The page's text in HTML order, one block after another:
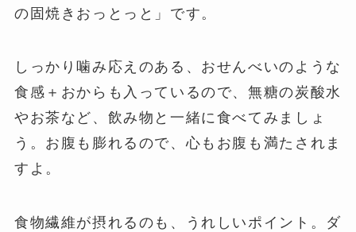
の固焼きおっとっと」です。
しっかり噛み応えのある、おせんべいのような
食感＋おからも入っているので、無糖の炭酸水
やお茶など、飲み物と一緒に食べてみましょ
う。お腹も膨れるので、心もお腹も満たされま
すよ。
食物繊維が摂れるのも、うれしいポイント。ダ